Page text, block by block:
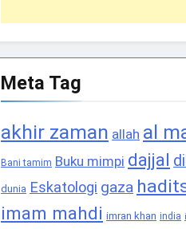
Meta Tag
akhir zaman allah al
Bani tamim Buku mimpi dajjal
dunia Eskatologi gaza
imam mahdi imran khan india